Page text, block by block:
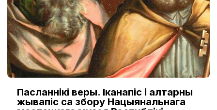
Пасланнікі веры. Іканапіс і алтарны
жывапіс са збору Нацыянальнага